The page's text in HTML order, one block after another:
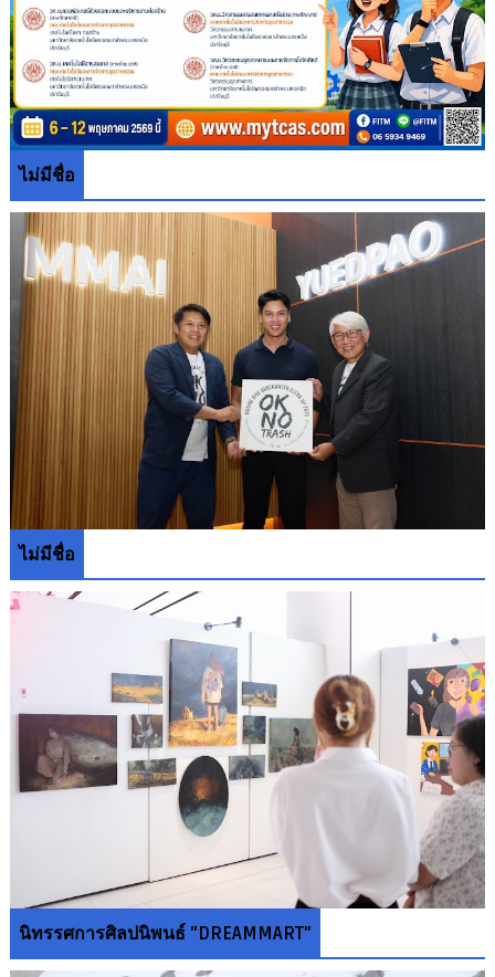
ไม่มีชื่อ
ไม่มีชื่อ
นิทรรศการศิลปนิพนธ์ "DREAMMART"